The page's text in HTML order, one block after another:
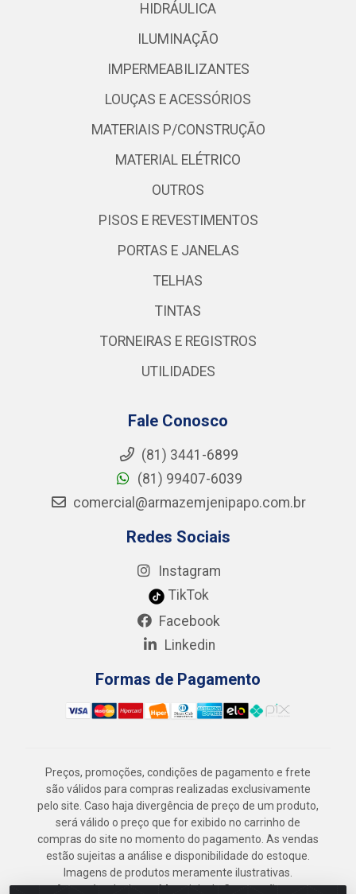
HIDRÁULICA
ILUMINAÇÃO
IMPERMEABILIZANTES
LOUÇAS E ACESSÓRIOS
MATERIAIS P/CONSTRUÇÃO
MATERIAL ELÉTRICO
OUTROS
PISOS E REVESTIMENTOS
PORTAS E JANELAS
TELHAS
TINTAS
TORNEIRAS E REGISTROS
UTILIDADES
Fale Conosco
(81) 3441-6899
(81) 99407-6039
comercial@armazemjenipapo.com.br
Redes Sociais
Instagram
TikTok
Facebook
Linkedin
Formas de Pagamento
Preços, promoções, condições de pagamento e frete
são válidos para compras realizadas exclusivamente
pelo site. Caso haja divergência de preço de um produto,
será válido o preço que for exibido no carrinho de
compras do site no momento do pagamento. As vendas
estão sujeitas a análise e disponibilidade do estoque.
Imagens de produtos meramente ilustrativas.
Armazém Jenipapo Materiais de Construção em